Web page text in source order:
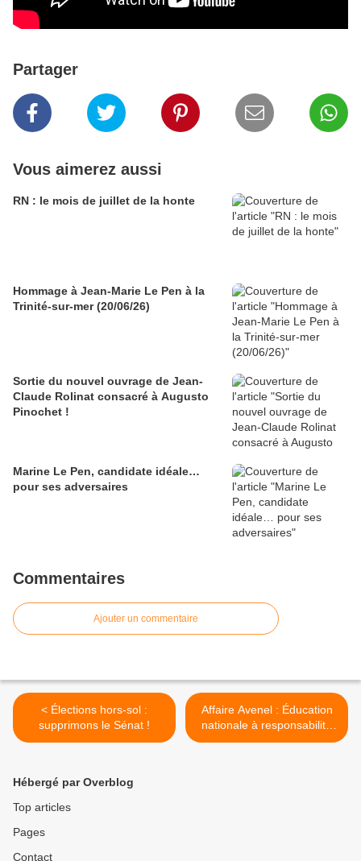
Partager
Vous aimerez aussi
RN : le mois de juillet de la honte
Hommage à Jean-Marie Le Pen à la
Trinité-sur-mer (20/06/26)
Sortie du nouvel ouvrage de Jean-
Claude Rolinat consacré à Augusto
Pinochet !
Marine Le Pen, candidate idéale…
pour ses adversaires
Commentaires
Ajouter un commentaire
< Élections hors-sol :
supprimons le Sénat !
Affaire Avenel : Éducation
nationale à responsabilité
limitée >
Hébergé par Overblog
Top articles
Pages
Contact